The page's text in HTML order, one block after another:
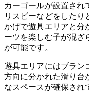
カーゴールが設置され
リスビーなどをしたり
かげで遊具エリアと分
ーツを楽しむ子が混ざ
が可能です。
遊具エリアにはブラン
方向に分かれた滑り台
なスペースが確保され